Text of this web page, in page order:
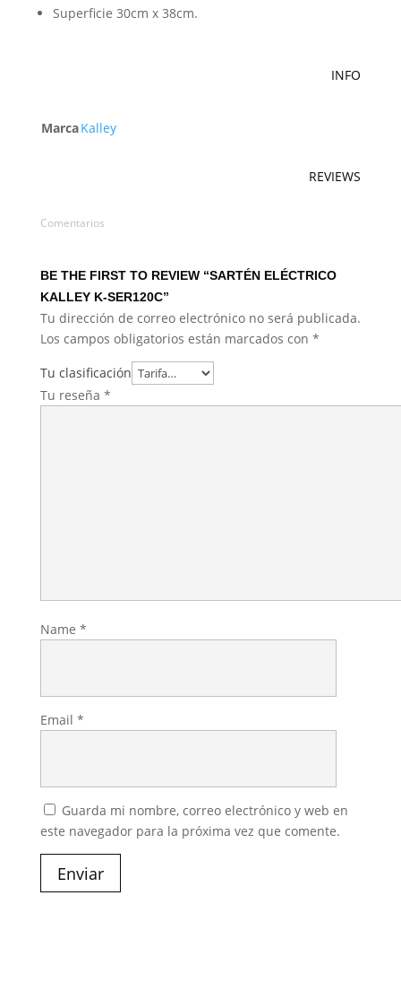
Superficie 30cm x 38cm.
INFO
MarcaKalley
REVIEWS
Comentarios
BE THE FIRST TO REVIEW “SARTÉN ELÉCTRICO
KALLEY K-SER120C”
Tu dirección de correo electrónico no será publicada.
Los campos obligatorios están marcados con *
Tu clasificación
Tu reseña *
Name *
Email *
Guarda mi nombre, correo electrónico y web en
este navegador para la próxima vez que comente.
Enviar